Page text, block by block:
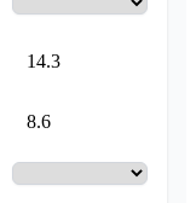
14.3
8.6